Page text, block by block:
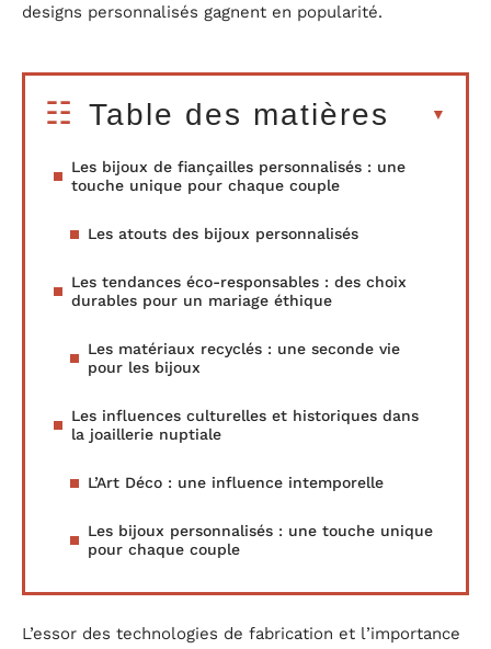
designs personnalisés gagnent en popularité.
Table des matières
Les bijoux de fiançailles personnalisés : une
touche unique pour chaque couple
Les atouts des bijoux personnalisés
Les tendances éco-responsables : des choix
durables pour un mariage éthique
Les matériaux recyclés : une seconde vie
pour les bijoux
Les influences culturelles et historiques dans
la joaillerie nuptiale
L’Art Déco : une influence intemporelle
Les bijoux personnalisés : une touche unique
pour chaque couple
L’essor des technologies de fabrication et l’importance